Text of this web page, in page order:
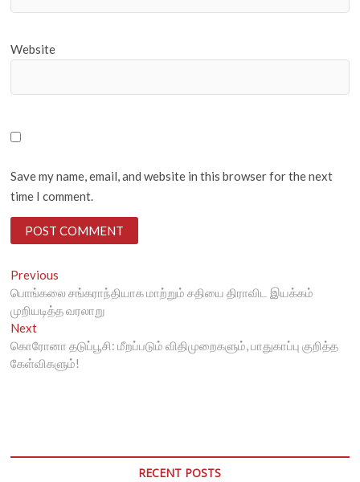
Website
Save my name, email, and website in this browser for the next
time I comment.
Post
navigation
Previous
post:
பொங்கலை சங்கராந்தியாக மாற்றும் சதியை திராவிட இயக்கம்
முறியடித்த வரலாறு
NextNext
post:
கொரோனா தடுப்பூசி: மீறப்படும் விதிமுறைகளும், பாதுகாப்பு குறித்த
கேள்விகளும்!
RECENT POSTS